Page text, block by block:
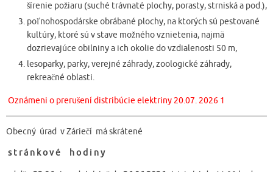
šírenie požiaru (suché trávnaté plochy, porasty, strniská a pod.),
poľnohospodárske obrábané plochy, na ktorých sú pestované
kultúry, ktoré sú v stave možného vznietenia, najmä
dozrievajúce obilniny a ich okolie do vzdialenosti 50 m,
lesoparky, parky, verejné záhrady, zoologické záhrady,
rekreačné oblasti.
Oznámeni o prerušení distribúcie elektriny 20.07. 2026 1
Obecný úrad v Záriečí má skrátené
s t r á n k o v é h o d i n y